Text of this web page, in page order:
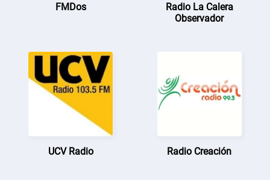
FMDos
Radio La Calera
Observador
UCV Radio Radio Creación